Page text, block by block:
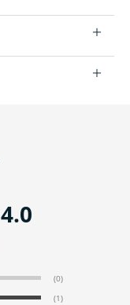
4.0
(0)
(1)